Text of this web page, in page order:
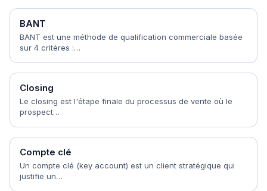
BANT
BANT est une méthode de qualification commerciale basée
sur 4 critères :…
Closing
Le closing est l'étape finale du processus de vente où le
prospect…
Compte clé
Un compte clé (key account) est un client stratégique qui
justifie un…